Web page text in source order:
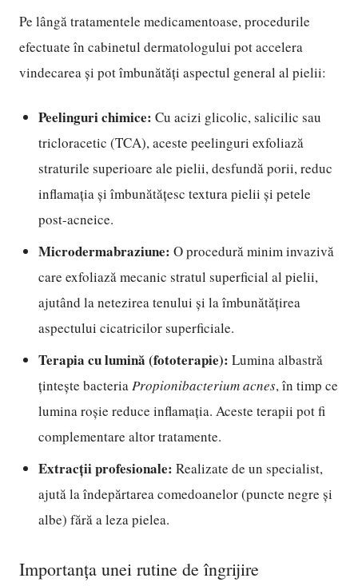
Pe lângă tratamentele medicamentoase, procedurile
efectuate în cabinetul dermatologului pot accelera
vindecarea și pot îmbunătăți aspectul general al pielii:
Peelinguri chimice: Cu acizi glicolic, salicilic sau
tricloracetic (TCA), aceste peelinguri exfoliază
straturile superioare ale pielii, desfundă porii, reduc
inflamația și îmbunătățesc textura pielii și petele
post-acneice.
Microdermabraziune: O procedură minim invazivă
care exfoliază mecanic stratul superficial al pielii,
ajutând la netezirea tenului și la îmbunătățirea
aspectului cicatricilor superficiale.
Terapia cu lumină (fototerapie): Lumina albastră
țintește bacteriaPropionibacterium acnes, în timp ce
lumina roșie reduce inflamația. Aceste terapii pot fi
complementare altor tratamente.
Extracții profesionale: Realizate de un specialist,
ajută la îndepărtarea comedoanelor (puncte negre și
albe) fără a leza pielea.
Importanța unei rutine de îngrijire